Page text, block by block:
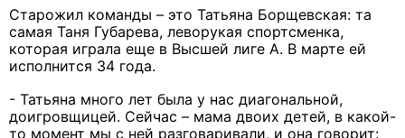
Старожил команды – это Татьяна Борщевская: та
самая Таня Губарева, леворукая спортсменка,
которая играла еще в Высшей лиге А. В марте ей
исполнится 34 года.
- Татьяна много лет была у нас диагональной,
доигровщицей. Сейчас – мама двоих детей, в какой-
то момент мы с ней разговаривали, и она говорит: